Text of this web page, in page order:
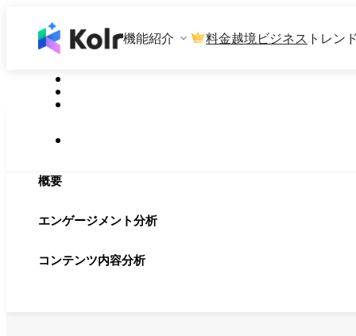
機能紹介 料金越境ビジネス トレン
概要
エンゲージメント分析
コンテンツ内容分析